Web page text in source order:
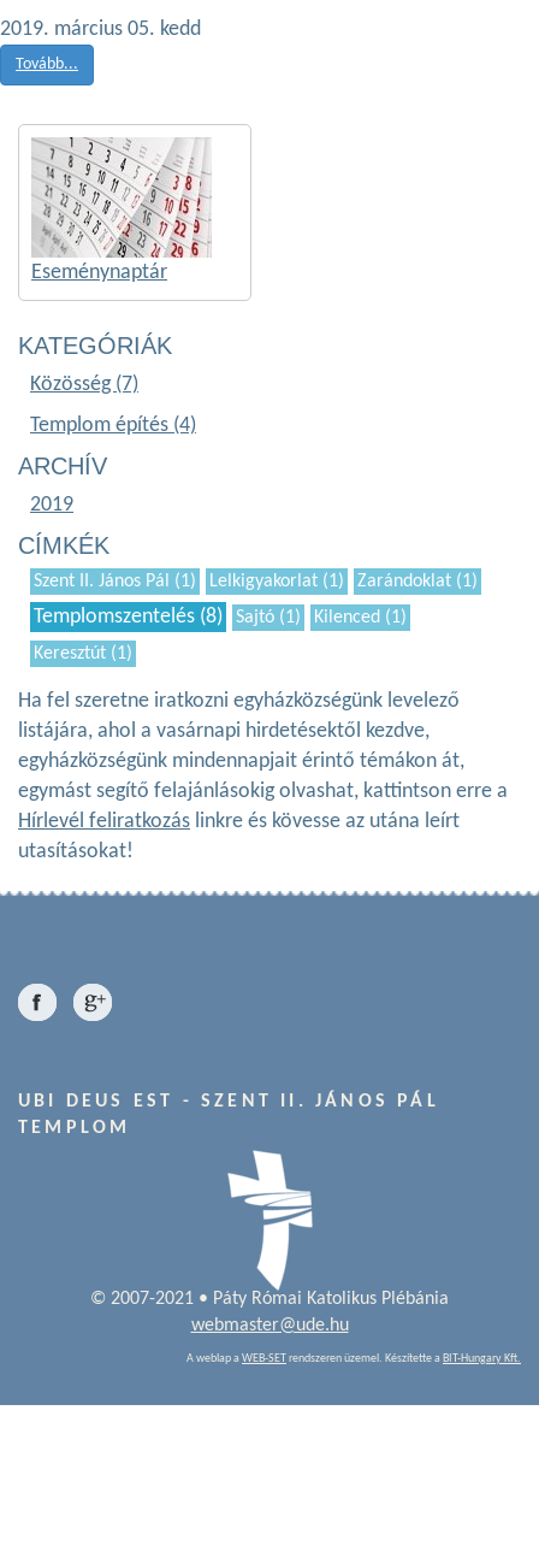
2019. március 05. kedd
Tovább...
Eseménynaptár
KATEGÓRIÁK
Közösség (7)
Templom építés (4)
ARCHÍV
2019
CÍMKÉK
Szent II. János Pál (1) Lelkigyakorlat (1) Zarándoklat (1)
Templomszentelés (8) Sajtó (1)
Kilenced (1)
Keresztút (1)
Ha fel szeretne iratkozni egyházközségünk levelező
listájára, ahol a vasárnapi hirdetésektől kezdve,
egyházközségünk mindennapjait érintő témákon át,
egymást segítő felajánlásokig olvashat, kattintson erre a
Hírlevél feliratkozás linkre és kövesse az utána leírt
utasításokat!
UBI DEUS EST - SZENT II. JÁNOS PÁL
TEMPLOM
© 2007-2021 • Páty Római Katolikus Plébánia
webmaster@ude.hu
A weblap aWEB-SET rendszeren üzemel. Készítette aBIT-Hungary Kft.